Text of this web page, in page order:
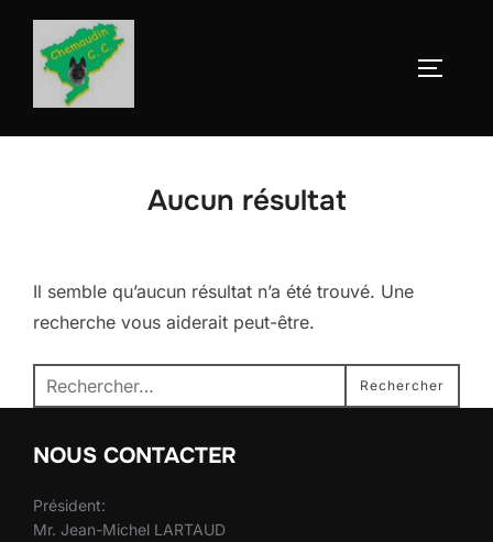
Aller
contenu
Aucun résultat
Il semble qu’aucun résultat n’a été trouvé. Une
recherche vous aiderait peut-être.
Recherche
pour :
Rechercher
NOUS CONTACTER
Président:
Mr. Jean-Michel LARTAUD